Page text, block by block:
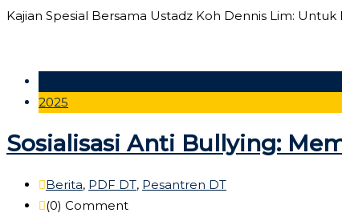
Kajian Spesial Bersama Ustadz Koh Dennis Lim:
2025
Sosialisasi Anti Bullying:
Berita, PDF DT, Pesantren DT
(0) Comment